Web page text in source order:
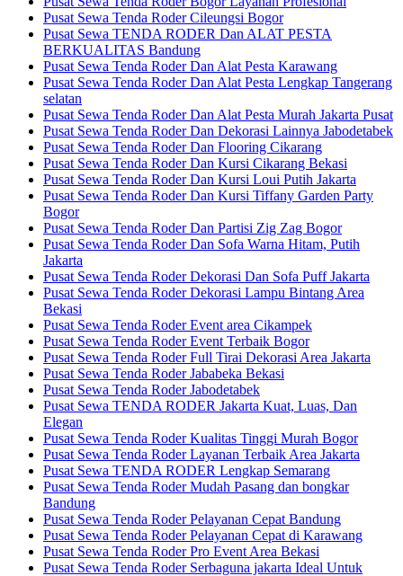
Pusat Sewa Tenda Roder Cileungsi Bogor
Pusat Sewa TENDA RODER Dan ALAT PESTA
BERKUALITAS Bandung
Pusat Sewa Tenda Roder Dan Alat Pesta Karawang
Pusat Sewa Tenda Roder Dan Alat Pesta Lengkap Tangerang
selatan
Pusat Sewa Tenda Roder Dan Alat Pesta Murah Jakarta Pusat
Pusat Sewa Tenda Roder Dan Dekorasi Lainnya Jabodetabek
Pusat Sewa Tenda Roder Dan Flooring Cikarang
Pusat Sewa Tenda Roder Dan Kursi Cikarang Bekasi
Pusat Sewa Tenda Roder Dan Kursi Loui Putih Jakarta
Pusat Sewa Tenda Roder Dan Kursi Tiffany Garden Party
Bogor
Pusat Sewa Tenda Roder Dan Partisi Zig Zag Bogor
Pusat Sewa Tenda Roder Dan Sofa Warna Hitam, Putih
Jakarta
Pusat Sewa Tenda Roder Dekorasi Dan Sofa Puff Jakarta
Pusat Sewa Tenda Roder Dekorasi Lampu Bintang Area
Bekasi
Pusat Sewa Tenda Roder Event area Cikampek
Pusat Sewa Tenda Roder Event Terbaik Bogor
Pusat Sewa Tenda Roder Full Tirai Dekorasi Area Jakarta
Pusat Sewa Tenda Roder Jababeka Bekasi
Pusat Sewa Tenda Roder Jabodetabek
Pusat Sewa TENDA RODER Jakarta Kuat, Luas, Dan
Elegan
Pusat Sewa Tenda Roder Kualitas Tinggi Murah Bogor
Pusat Sewa Tenda Roder Layanan Terbaik Area Jakarta
Pusat Sewa TENDA RODER Lengkap Semarang
Pusat Sewa Tenda Roder Mudah Pasang dan bongkar
Bandung
Pusat Sewa Tenda Roder Pelayanan Cepat Bandung
Pusat Sewa Tenda Roder Pelayanan Cepat di Karawang
Pusat Sewa Tenda Roder Pro Event Area Bekasi
Pusat Sewa Tenda Roder Serbaguna jakarta Ideal Untuk